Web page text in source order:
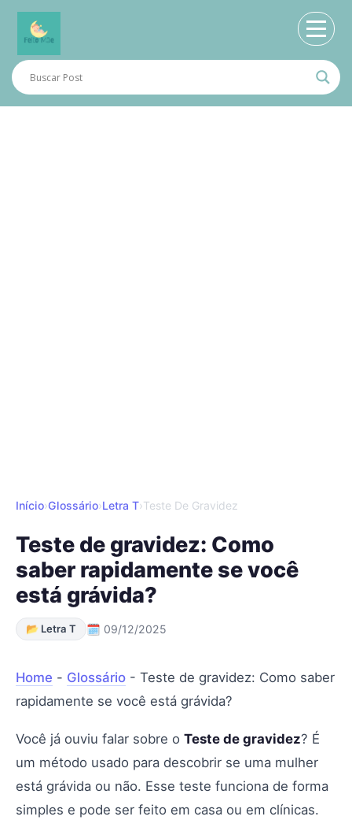
Início›Glossário›Letra T›Teste De Gravidez
Teste de gravidez: Como
saber rapidamente se você
está grávida?
📂 Letra T 🗓 09/12/2025
Home - Glossário - Teste de gravidez: Como saber
rapidamente se você está grávida?
Você já ouviu falar sobre o Teste de gravidez? É
um método usado para descobrir se uma mulher
está grávida ou não. Esse teste funciona de forma
simples e pode ser feito em casa ou em clínicas.